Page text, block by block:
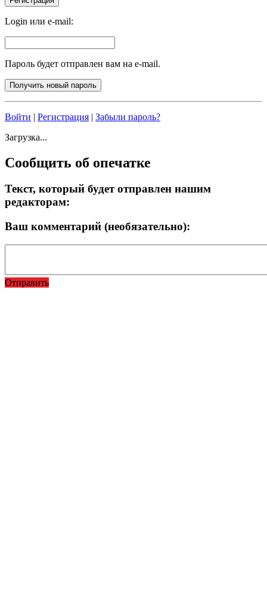
Login или e-mail:
Пароль будет отправлен вам на e-mail.
Войти | Регистрация | Забыли пароль?
Загрузка...
Сообщить об опечатке
Текст, который будет отправлен нашим
редакторам:
Ваш комментарий (необязательно):
Отправить